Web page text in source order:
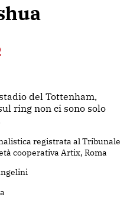
del Tottenham,
ring non ci sono solo
registrata al Tribunale
cooperativa Artix, Roma